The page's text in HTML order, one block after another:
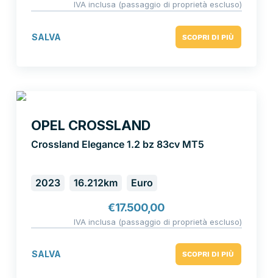
IVA inclusa (passaggio di proprietà escluso)
SALVA SCOPRI DI PIÙ
OPEL CROSSLAND
Crossland Elegance 1.2 bz 83cv MT5
2023 16.212km Euro
€17.500,00
IVA inclusa (passaggio di proprietà escluso)
SALVA SCOPRI DI PIÙ